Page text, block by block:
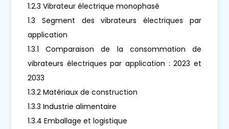
1.2.3 Vibrateur électrique monophasé
1.3 Segment des vibrateurs électriques par
application
1.3.1 Comparaison de la consommation de
vibrateurs électriques par application : 2023 et
2033
1.3.2 Matériaux de construction
1.3.3 Industrie alimentaire
1.3.4 Emballage et logistique